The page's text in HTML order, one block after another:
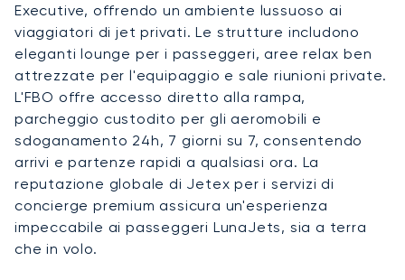
Executive, offrendo un ambiente lussuoso ai
viaggiatori di jet privati. Le strutture includono
eleganti lounge per i passeggeri, aree relax ben
attrezzate per l'equipaggio e sale riunioni private.
L'FBO offre accesso diretto alla rampa,
parcheggio custodito per gli aeromobili e
sdoganamento 24h, 7 giorni su 7, consentendo
arrivi e partenze rapidi a qualsiasi ora. La
reputazione globale di Jetex per i servizi di
concierge premium assicura un'esperienza
impeccabile ai passeggeri LunaJets, sia a terra
che in volo.